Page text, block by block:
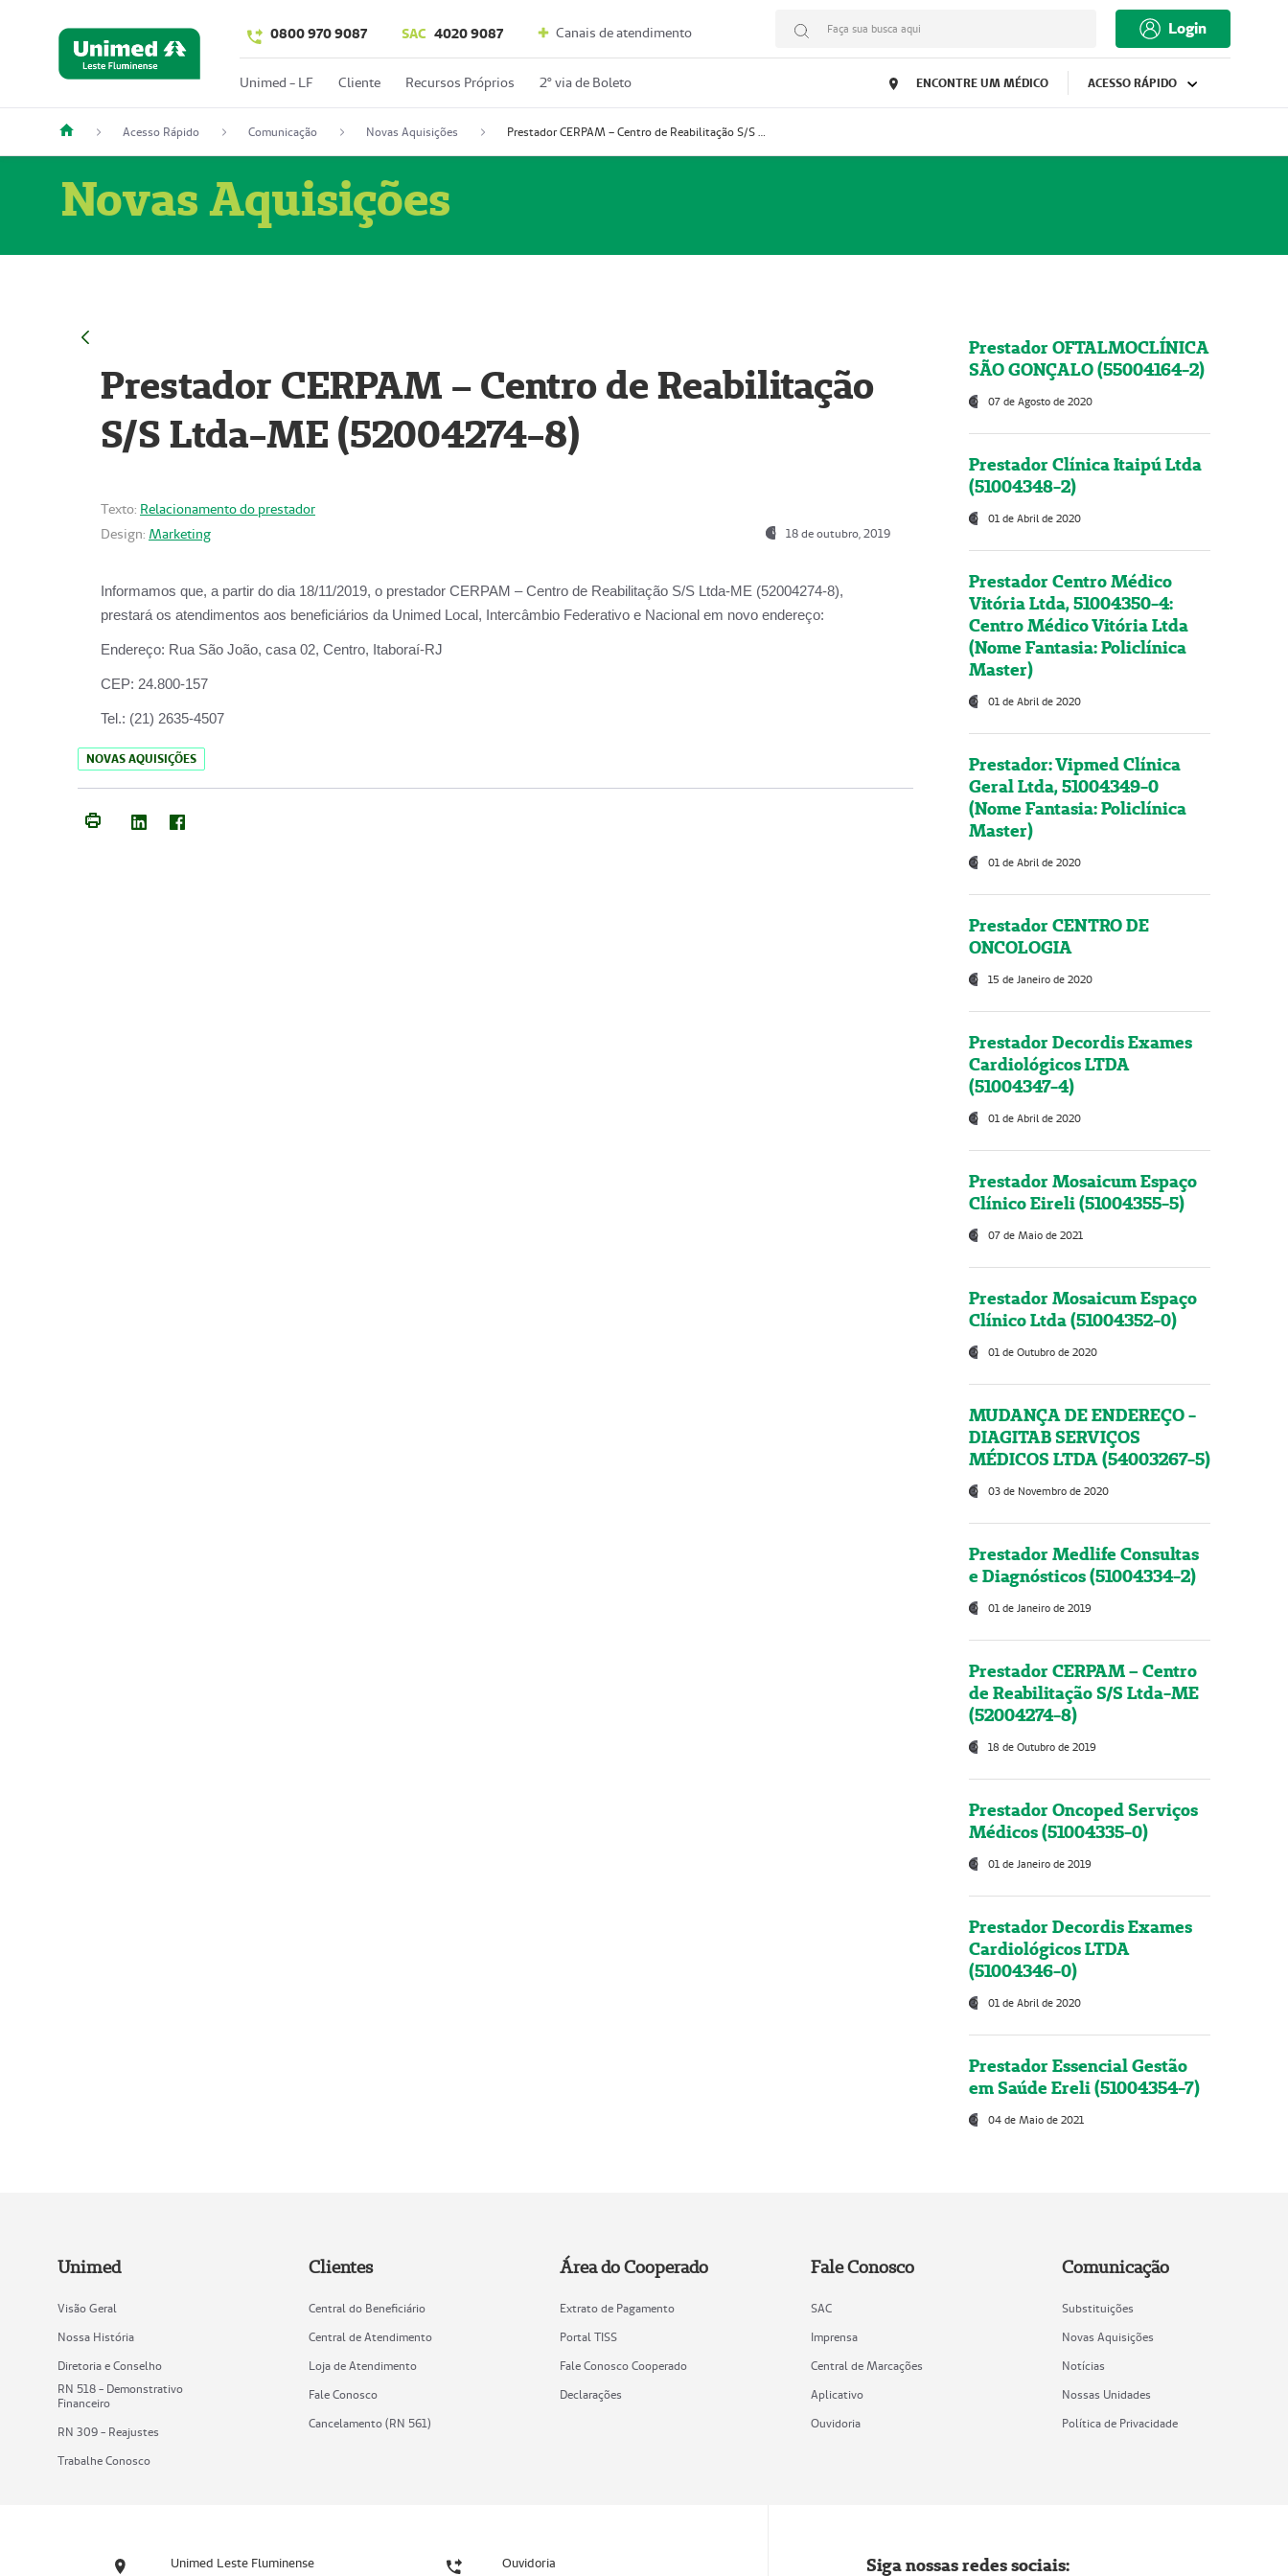
0800 970 9087 SAC 4020 9087 Canais de atendimento Faça sua busca aqui Login
Unimed - LF Cliente Recursos Próprios 2º via de Boleto ENCONTRE UM MÉDICO ACESSO RÁPIDO
Acesso Rápido Comunicação Novas Aquisições Prestador CERPAM – Centro de Reabilitação S/S Ltda-ME (52004274-8)
Novas Aquisições
Prestador CERPAM – Centro de Reabilitação
S/S Ltda-ME (52004274-8)
Texto: Relacionamento do prestador
Design: Marketing 18 de outubro, 2019
Informamos que, a partir do dia 18/11/2019, o prestador CERPAM – Centro de Reabilitação S/S Ltda-ME (52004274-8),
prestará os atendimentos aos beneficiários da Unimed Local, Intercâmbio Federativo e Nacional em novo endereço:
Endereço: Rua São João, casa 02, Centro, Itaboraí-RJ
CEP: 24.800-157
Tel.: (21) 2635-4507
NOVAS AQUISIÇÕES
Prestador OFTALMOCLÍNICA
SÃO GONÇALO (55004164-2)
07 de Agosto de 2020
Prestador Clínica Itaipú Ltda
(51004348-2)
01 de Abril de 2020
Prestador Centro Médico
Vitória Ltda, 51004350-4:
Centro Médico Vitória Ltda
(Nome Fantasia: Policlínica
Master)
01 de Abril de 2020
Prestador: Vipmed Clínica
Geral Ltda, 51004349-0
(Nome Fantasia: Policlínica
Master)
01 de Abril de 2020
Prestador CENTRO DE
ONCOLOGIA
15 de Janeiro de 2020
Prestador Decordis Exames
Cardiológicos LTDA
(51004347-4)
01 de Abril de 2020
Prestador Mosaicum Espaço
Clínico Eireli (51004355-5)
07 de Maio de 2021
Prestador Mosaicum Espaço
Clínico Ltda (51004352-0)
01 de Outubro de 2020
MUDANÇA DE ENDEREÇO -
DIAGITAB SERVIÇOS
MÉDICOS LTDA (54003267-5)
03 de Novembro de 2020
Prestador Medlife Consultas
e Diagnósticos (51004334-2)
01 de Janeiro de 2019
Prestador CERPAM – Centro
de Reabilitação S/S Ltda-ME
(52004274-8)
18 de Outubro de 2019
Prestador Oncoped Serviços
Médicos (51004335-0)
01 de Janeiro de 2019
Prestador Decordis Exames
Cardiológicos LTDA
(51004346-0)
01 de Abril de 2020
Prestador Essencial Gestão
em Saúde Ereli (51004354-7)
04 de Maio de 2021
Unimed
Visão Geral
Nossa História
Diretoria e Conselho
RN 518 - Demonstrativo
Financeiro
RN 309 - Reajustes
Trabalhe Conosco
Clientes
Central do Beneficiário
Central de Atendimento
Loja de Atendimento
Fale Conosco
Cancelamento (RN 561)
Área do Cooperado
Extrato de Pagamento
Portal TISS
Fale Conosco Cooperado
Declarações
Fale Conosco
SAC
Imprensa
Central de Marcações
Aplicativo
Ouvidoria
Comunicação
Substituições
Novas Aquisições
Notícias
Nossas Unidades
Política de Privacidade
Unimed Leste Fluminense Ouvidoria Siga nossas redes sociais: